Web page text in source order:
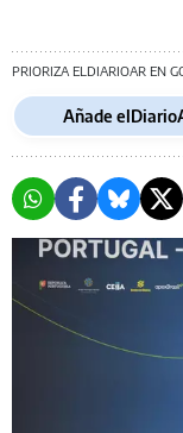
PRIORIZA ELDIARIOAR EN
Añade